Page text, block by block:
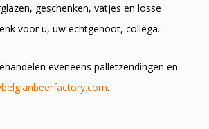
geschenken, vatjes en losse
voor u, uw echtgenoot, collega...
eveneens palletzendingen en
.